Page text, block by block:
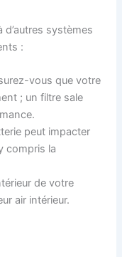
d’autres systèmes
:
vous que votre
; un filtre sale
peut impacter
compris la
de votre
air intérieur.